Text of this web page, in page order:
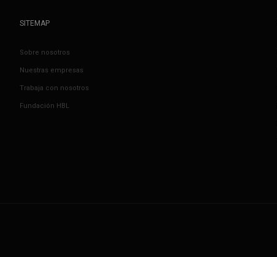
SITEMAP
Sobre nosotros
Nuestras empresas
Trabaja con nosotros
Fundación HBL